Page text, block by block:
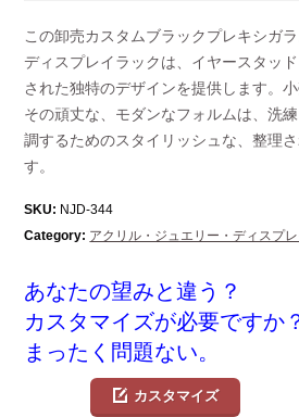
この卸売カスタムブラックプレキシガ
ディスプレイラックは、イヤースタッ
された独特のデザインを提供します。
その頑丈な、モダンなフォルムは、洗
調するためのスタイリッシュな、整理
す。
SKU: NJD-344
Category: アクリル・ジュエリー・ディスプレ
あなたの望みと違う？
カスタマイズが必要ですか
まったく問題ない。
カスタマイズ